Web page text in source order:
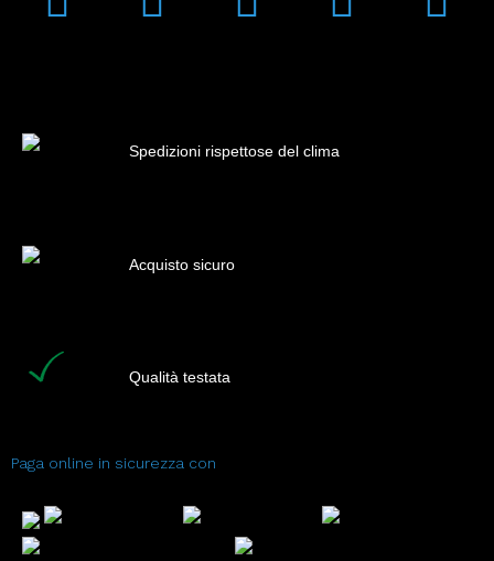
Spedizioni rispettose del clima
Acquisto sicuro
Qualità testata
Paga online in sicurezza con